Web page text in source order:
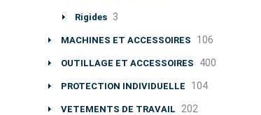
Rigides 3
MACHINES ET ACCESSOIRES 106
OUTILLAGE ET ACCESSOIRES 400
PROTECTION INDIVIDUELLE 104
VETEMENTS DE TRAVAIL 202